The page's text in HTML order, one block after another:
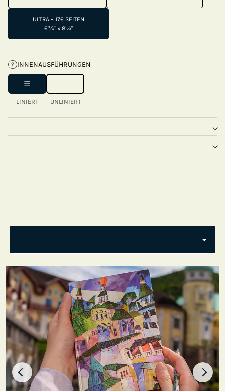
ULTRA – 176 SEITEN
6¾" × 8¾"
? INNENAUSFÜHRUNGEN
LINIERT UNLINIERT